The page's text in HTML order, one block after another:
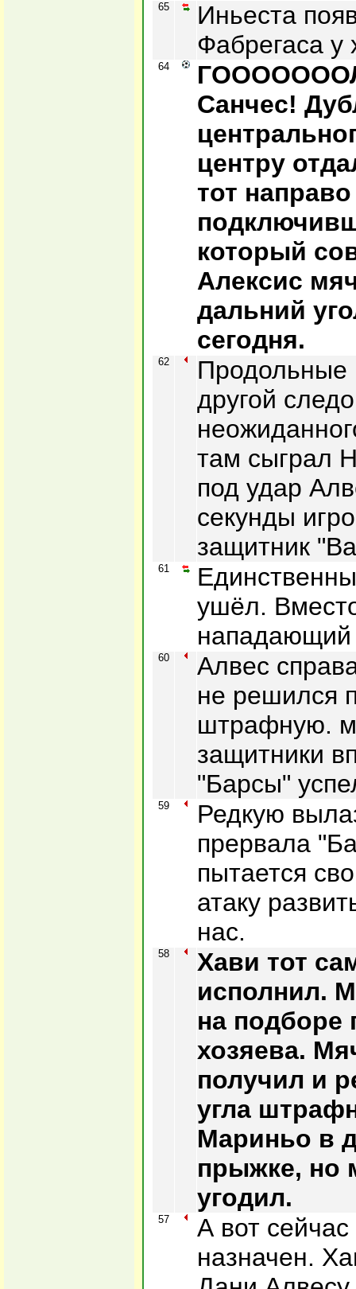
65
Иньеста
Фабрегаса у
64
Санчес!
центру
тот
который
Алексис
дальний
сегодня.
62
Продольные
другой
там сыграл
под удар
секунды
защитник
61
ушёл.
нападающий
60
Алвес
не решился
штрафную.
защитники
"Барсы"
59
Редкую
прервала
пытается
атаку
нас.
58
Хави тот
исполнил.
на
хозяева.
получил и
угла
Мариньо в
прыжке, но
угодил.
57
А вот
назначен.